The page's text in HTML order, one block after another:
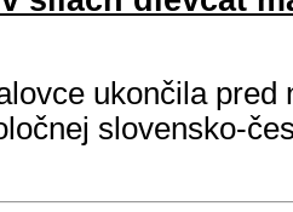
ukončila pred
slovensko-